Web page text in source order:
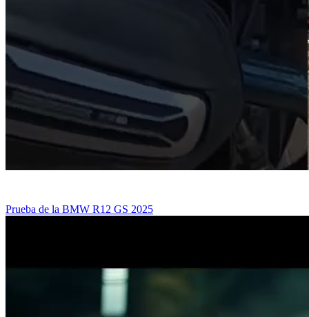
Prueba de la BMW R12 GS 2025